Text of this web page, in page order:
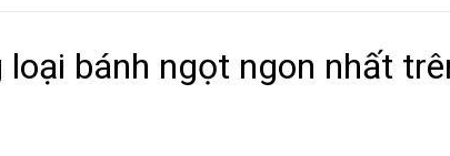
bánh ngọt ngon nhất